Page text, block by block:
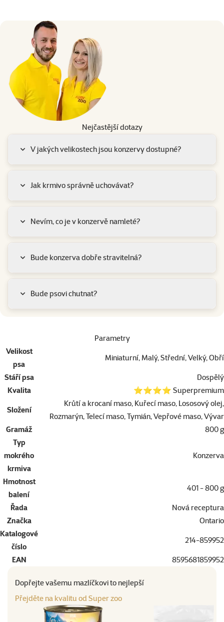
Nejčastější dotazy
V jakých velikostech jsou konzervy dostupné?
Jak krmivo správně uchovávat?
Nevím, co je v konzervě namleté?
Bude konzerva dobře stravitelná?
Bude psovi chutnat?
Parametry
Velikost
psa
Miniaturní, Malý, Střední, Velký, Obří
Stáří psa
Dospělý
Kvalita
⭐⭐⭐⭐ Superpremium
Složení
Krůtí a krocaní maso, Kuřecí maso, Lososový olej,
Rozmarýn, Telecí maso, Tymián, Vepřové maso, Vývar
Gramáž
800 g
Typ
mokrého
krmiva
Konzerva
Hmotnost
balení
401 - 800 g
Řada
Nová receptura
Značka
Ontario
Katalogové
číslo
214-859952
EAN 8595681859952
Dopřejte vašemu mazlíčkovi to nejlepší
Přejděte na kvalitu od Super zoo